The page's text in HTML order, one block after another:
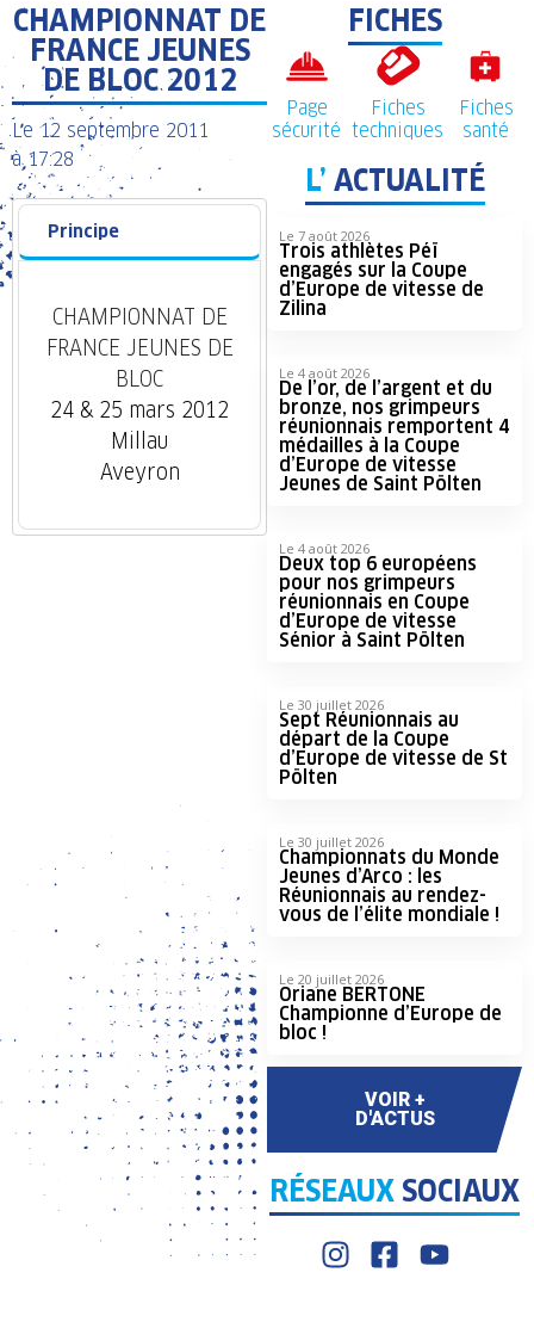
CHAMPIONNAT DE
FRANCE JEUNES
DE BLOC 2012
Le 12 septembre 2011
à 17:28
Principe
CHAMPIONNAT DE
FRANCE JEUNES DE
BLOC
24 & 25 mars 2012
Millau
Aveyron
FICHES
Page
sécurité
Fiches
techniques
Fiches
santé
L’ ACTUALITÉ
Le 7 août 2026
Trois athlètes Péï
engagés sur la Coupe
d’Europe de vitesse de
Zilina
Le 4 août 2026
De l’or, de l’argent et du
bronze, nos grimpeurs
réunionnais remportent 4
médailles à la Coupe
d’Europe de vitesse
Jeunes de Saint Pölten
Le 4 août 2026
Deux top 6 européens
pour nos grimpeurs
réunionnais en Coupe
d’Europe de vitesse
Sénior à Saint Pölten
Le 30 juillet 2026
Sept Réunionnais au
départ de la Coupe
d’Europe de vitesse de St
Pölten
Le 30 juillet 2026
Championnats du Monde
Jeunes d’Arco : les
Réunionnais au rendez-
vous de l’élite mondiale !
Le 20 juillet 2026
Oriane BERTONE
Championne d’Europe de
bloc !
VOIR +
D'ACTUS
RÉSEAUX SOCIAUX